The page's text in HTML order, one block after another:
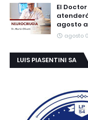
El
agosto
agosto
LUIS PIASENTINI SA